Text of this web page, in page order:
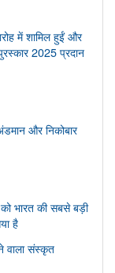
में शामिल हुईं और
2025 प्रदान
और निकोबार
भारत की सबसे बड़ी
है
वाला संस्कृत